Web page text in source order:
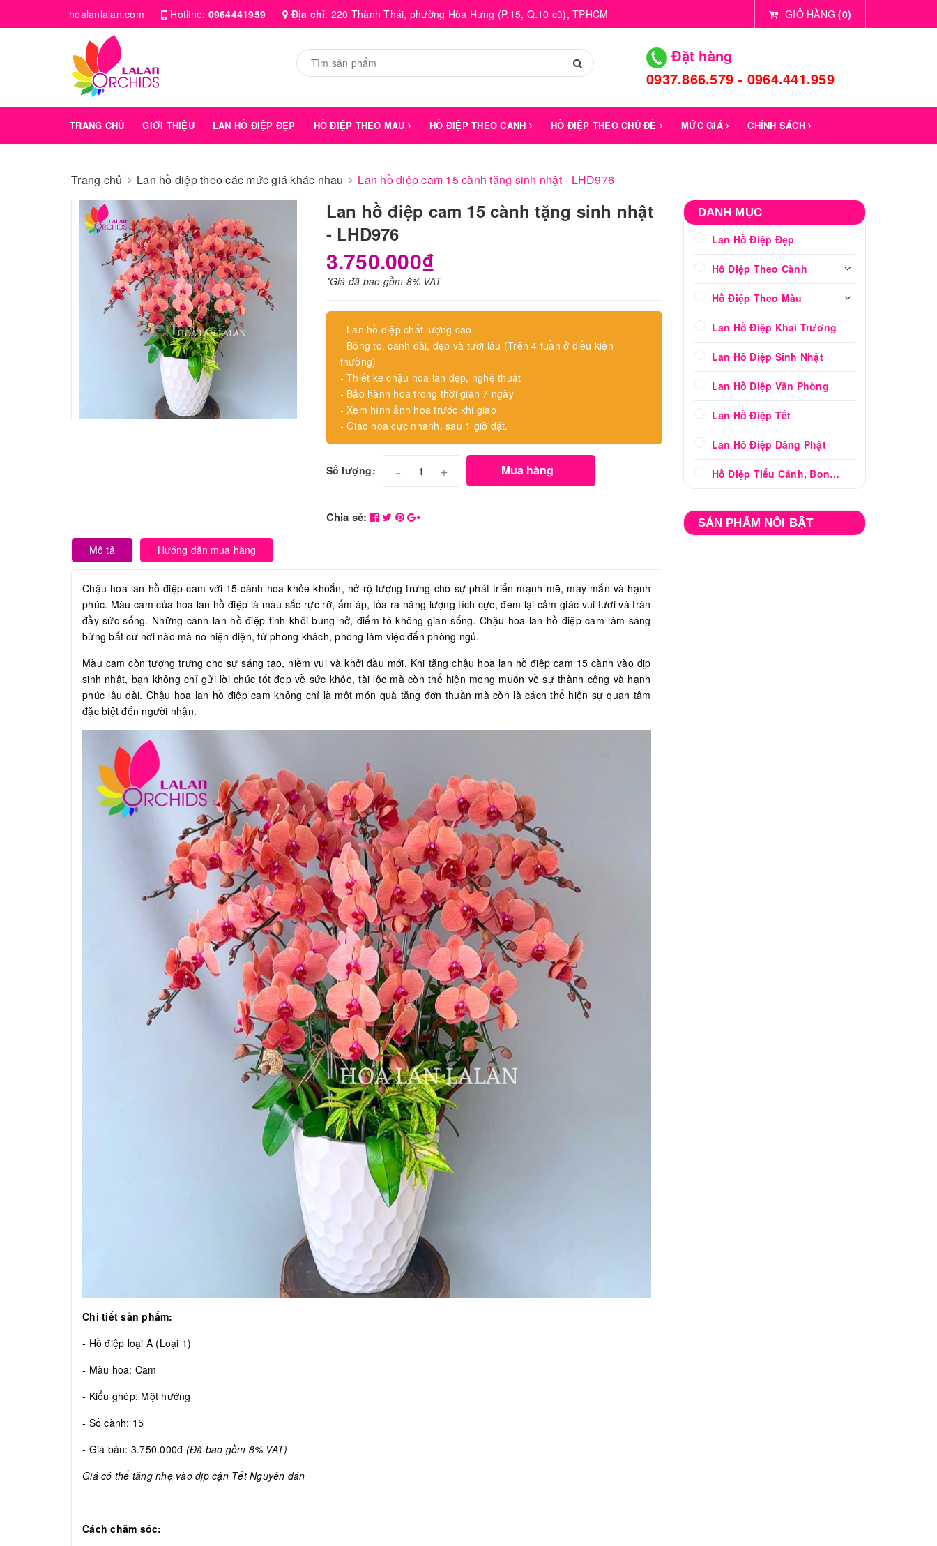
hoalanlalan.com Hotline: 0964441959 Địa chỉ: 220 Thành Thái, phường Hòa Hưng (P.15, Q.10 cũ), TPHCM GIỎ HÀNG (0)
Đặt hàng
0937.866.579 - 0964.441.959
TRANG CHỦ GIỚI THIỆU LAN HỒ ĐIỆP ĐẸP HỒ ĐIỆP THEO MÀU HỒ ĐIỆP THEO CÀNH HỒ ĐIỆP THEO CHỦ ĐỀ MỨC GIÁ CHÍNH SÁCH
Trang chủ Lan hồ điệp theo các mức giá khác nhau Lan hồ điệp cam 15 cành tặng sinh nhật - LHD976
Lan hồ điệp cam 15 cành tặng sinh nhật
- LHD976
3.750.000₫
*Giá đã bao gồm 8% VAT
- Lan hồ điệp chất lượng cao
- Bông to, cành dài, đẹp và tươi lâu (Trên 4 tuần ở điều kiện
thường)
- Thiết kế chậu hoa lan đẹp, nghệ thuật
- Bảo hành hoa trong thời gian 7 ngày
- Xem hình ảnh hoa trước khi giao
- Giao hoa cực nhanh, sau 1 giờ đặt.
Số lượng: - + Mua hàng
Chia sẻ:
Mô tả Hướng dẫn mua hàng
Chậu hoa lan hồ điệp cam với 15 cành hoa khỏe khoắn, nở rộ tượng trưng cho sự phát triển mạnh mẽ, may mắn và hạnh
phúc. Màu cam của hoa lan hồ điệp là màu sắc rực rỡ, ấm áp, tỏa ra năng lượng tích cực, đem lại cảm giác vui tươi và tràn
đầy sức sống. Những cánh lan hồ điệp tinh khôi bung nở, điểm tô không gian sống. Chậu hoa lan hồ điệp cam làm sáng
bừng bất cứ nơi nào mà nó hiện diện, từ phòng khách, phòng làm việc đến phòng ngủ.
Màu cam còn tượng trưng cho sự sáng tạo, niềm vui và khởi đầu mới. Khi tặng chậu hoa lan hồ điệp cam 15 cành vào dịp
sinh nhật, bạn không chỉ gửi lời chúc tốt đẹp về sức khỏe, tài lộc mà còn thể hiện mong muốn về sự thành công và hạnh
phúc lâu dài. Chậu hoa lan hồ điệp cam không chỉ là một món quà tặng đơn thuần mà còn là cách thể hiện sự quan tâm
đặc biệt đến người nhận.
Chi tiết sản phẩm:
- Hồ điệp loại A (Loại 1)
- Màu hoa: Cam
- Kiểu ghép: Một hướng
- Số cành: 15
- Giá bán: 3.750.000đ (Đã bao gồm 8% VAT)
Giá có thể tăng nhẹ vào dịp cận Tết Nguyên đán
Cách chăm sóc:
DANH MỤC
Lan Hồ Điệp Đẹp
Hồ Điệp Theo Cành
Hồ Điệp Theo Màu
Lan Hồ Điệp Khai Trương
Lan Hồ Điệp Sinh Nhật
Lan Hồ Điệp Văn Phòng
Lan Hồ Điệp Tết
Lan Hồ Điệp Dâng Phật
Hồ Điệp Tiểu Cảnh, Bonsai
SẢN PHẨM NỔI BẬT